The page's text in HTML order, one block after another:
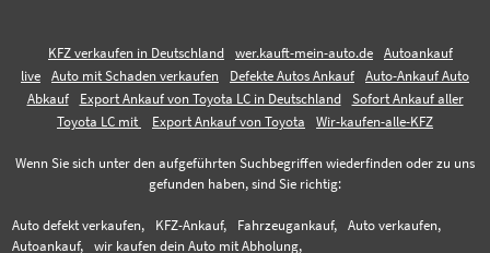
KFZ verkaufen in Deutschland wer.kauft-mein-auto.de
Autoankauf
live
Auto mit Schaden verkaufen Defekte Autos Ankauf
Auto-Ankauf Auto
Abkauf
Export Ankauf von Toyota LC in Deutschland
Sofort Ankauf aller
Toyota LC mit
Export Ankauf von Toyota Wir-kaufen-alle-KFZ
Wenn Sie sich unter den aufgeführten Suchbegriffen wiederfinden oder zu uns
gefunden haben, sind Sie richtig:
Auto defekt verkaufen, KFZ-Ankauf, Fahrzeugankauf,
Auto verkaufen,
Autoankauf,
wir kaufen dein Auto mit Abholung,